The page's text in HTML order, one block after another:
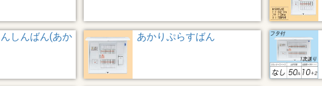
しんばん(あか
あかりぷらすばん